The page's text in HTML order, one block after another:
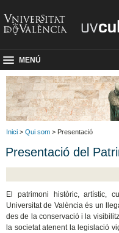
MENÚ
Inici > Qui som > Presentació
Presentació del
El patrimoni històric, artístic,
Universitat de València és un
des de la conservació i la
la societat atenent la legislació